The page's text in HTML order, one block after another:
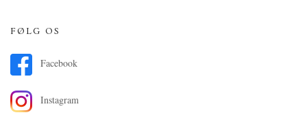
FØLG OS
Facebook
Instagram